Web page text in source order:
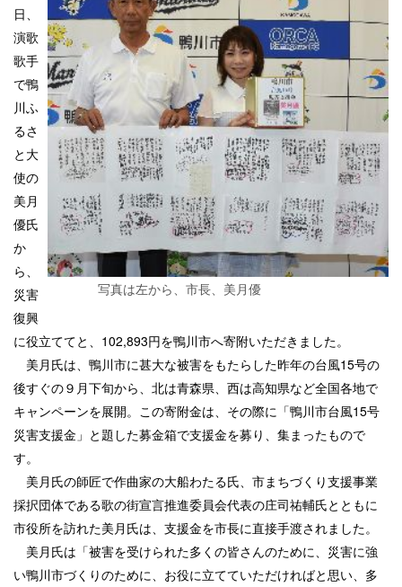
写真は左から、市長、美月優
日、
演歌
歌手
で鴨
川ふ
るさ
と大
使の
美月
優氏
か
ら、
災害
復興
に役立ててと、102,893円を鴨川市へ寄附いただきました。
美月氏は、鴨川市に甚大な被害をもたらした昨年の台風15号の
後すぐの９月下旬から、北は青森県、西は高知県など全国各地で
キャンペーンを展開。この寄附金は、その際に「鴨川市台風15号
災害支援金」と題した募金箱で支援金を募り、集まったもので
す。
美月氏の師匠で作曲家の大船わたる氏、市まちづくり支援事業
採択団体である歌の街宣言推進委員会代表の庄司祐輔氏とともに
市役所を訪れた美月氏は、支援金を市長に直接手渡されました。
美月氏は「被害を受けられた多くの皆さんのために、災害に強
い鴨川市づくりのために、お役に立てていただければと思い、多